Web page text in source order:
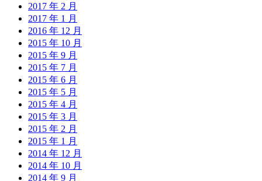
2017 年 2 月
2017 年 1 月
2016 年 12 月
2015 年 10 月
2015 年 9 月
2015 年 7 月
2015 年 6 月
2015 年 5 月
2015 年 4 月
2015 年 3 月
2015 年 2 月
2015 年 1 月
2014 年 12 月
2014 年 10 月
2014 年 9 月